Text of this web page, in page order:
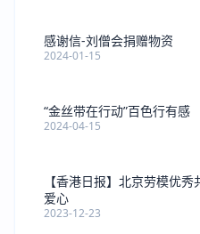
感谢信-刘僧会捐赠物资
2024-01-15
“金丝带在行动”百色行有感
2024-04-15
【香港日报】北京劳模优
爱心
2023-12-23